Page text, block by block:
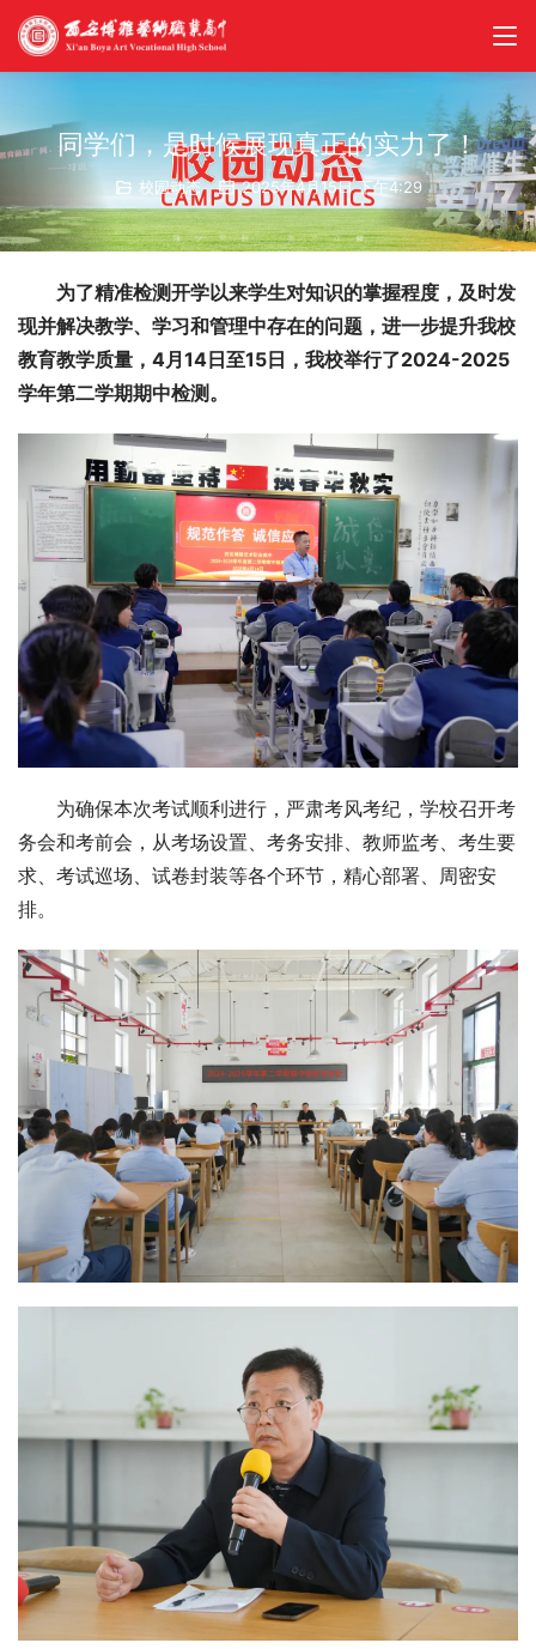
同学们，是时候展现真正的实力了！
校园动态 2025年4月15日 下午4:29
为了精准检测开学以来学生对知识的掌握程度，及时发
现并解决教学、学习和管理中存在的问题，进一步提升我校
教育教学质量，4月14日至15日，我校举行了2024-2025
学年第二学期期中检测。
为确保本次考试顺利进行，严肃考风考纪，学校召开考
务会和考前会，从考场设置、考务安排、教师监考、考生要
求、考试巡场、试卷封装等各个环节，精心部署、周密安
排。